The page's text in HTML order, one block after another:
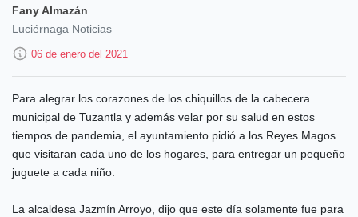
Fany Almazán
Luciérnaga Noticias
06 de enero del 2021
Para alegrar los corazones de los chiquillos de la cabecera
municipal de Tuzantla y además velar por su salud en estos
tiempos de pandemia, el ayuntamiento pidió a los Reyes Magos
que visitaran cada uno de los hogares, para entregar un pequeño
juguete a cada niño.
La alcaldesa Jazmín Arroyo, dijo que este día solamente fue para